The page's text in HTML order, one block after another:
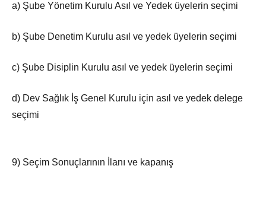
a) Şube Yönetim Kurulu Asıl ve Yedek üyelerin seçimi
b) Şube Denetim Kurulu asıl ve yedek üyelerin seçimi
c) Şube Disiplin Kurulu asıl ve yedek üyelerin seçimi
d) Dev Sağlık İş Genel Kurulu için asıl ve yedek delege
seçimi
9) Seçim Sonuçlarının İlanı ve kapanış